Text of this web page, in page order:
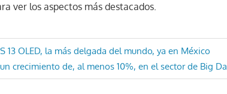
ver los aspectos más destacados.
13 OLED, la más delgada del mundo, ya en México
crecimiento de, al menos 10%, en el sector de Big